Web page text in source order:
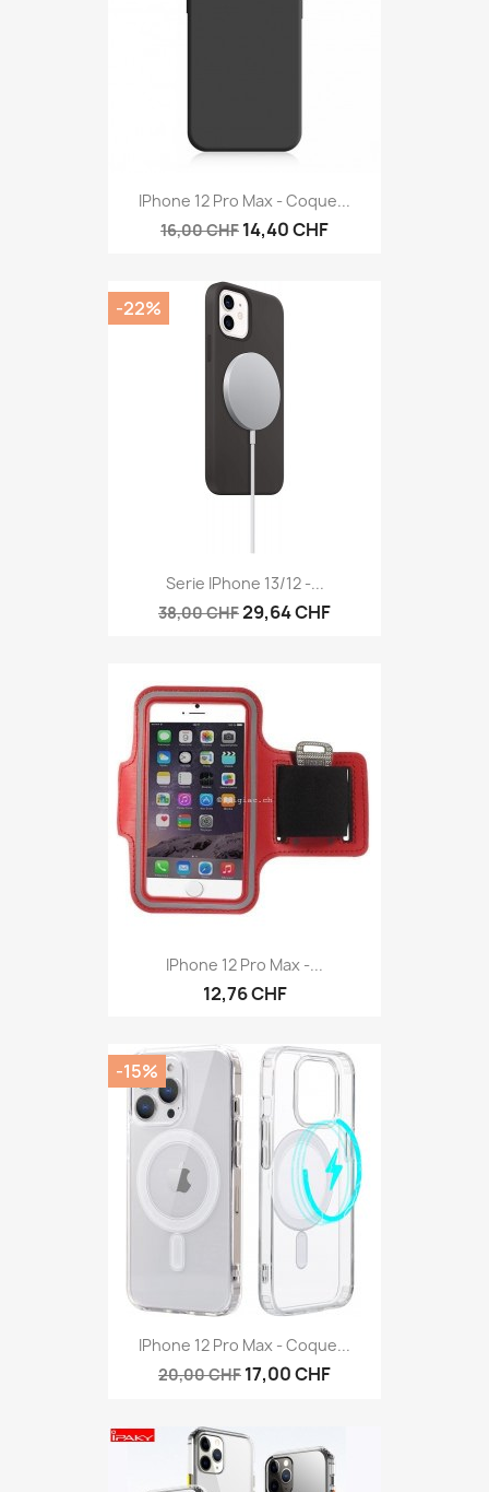
IPhone 12 Pro Max - Coque...
16,00 CHF 14,40 CHF
Serie IPhone 13/12 -...
38,00 CHF29,64 CHF
-22%
IPhone 12 Pro Max -...
12,76 CHF
IPhone 12 Pro Max - Coque...
20,00 CHF 17,00 CHF
-15%